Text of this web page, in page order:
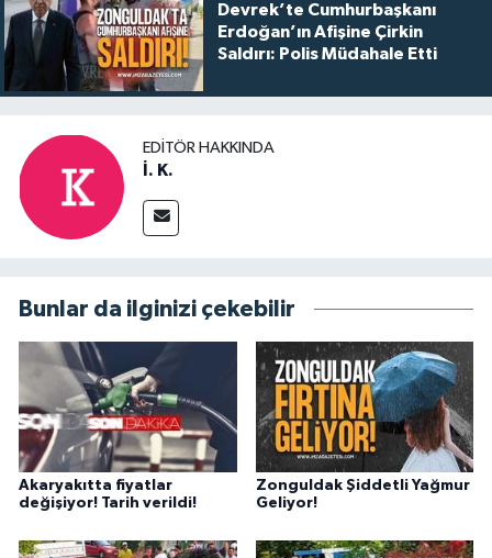
Devrek’te Cumhurbaşkanı
Erdoğan’ın Afişine Çirkin
Saldırı: Polis Müdahale Etti
EDITÖR HAKKINDA
İ. K.
Bunlar da ilginizi çekebilir
Akaryakıtta fiyatlar
değişiyor! Tarih verildi!
Zonguldak Şiddetli Yağmur
Geliyor!